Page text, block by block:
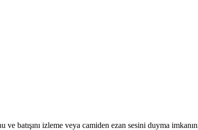
batışını izleme veya camiden ezan sesini duyma